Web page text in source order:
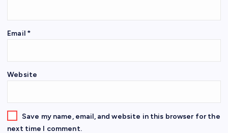
Email *
Website
Save my name, email, and website in this browser for the
next time I comment.